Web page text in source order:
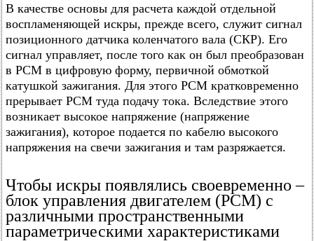
В качестве основы для расчета каждой отдельной
воспламеняющей искры, прежде всего, служит сигнал
позиционного датчика коленчатого вала (СКР). Его
сигнал управляет, после того как он был преобразован
в РСМ в цифровую форму, первичной обмоткой
катушкой зажигания. Для этого РСМ кратковременно
прерывает РСМ туда подачу тока. Вследствие этого
возникает высокое напряжение (напряжение
зажигания), которое подается по кабелю высокого
напряжения на свечи зажигания и там разряжается.
Чтобы искры появлялись своевременно –
блок управления двигателем (РСМ) с
различными пространственными
параметрическими характеристиками